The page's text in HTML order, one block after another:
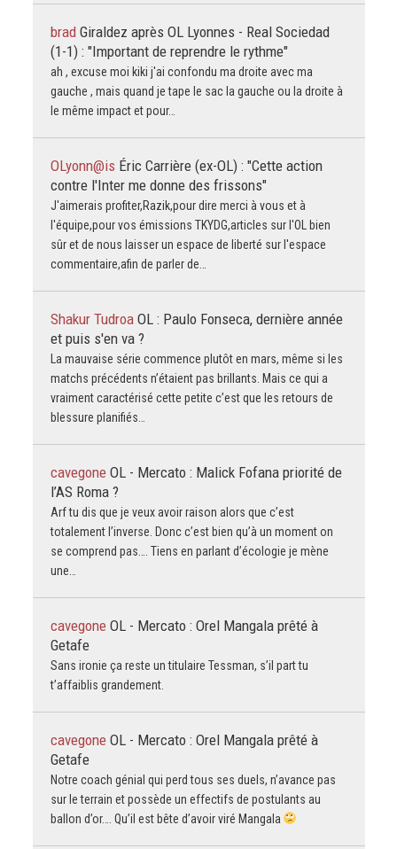
brad Giraldez après OL Lyonnes - Real Sociedad
(1-1) : "Important de reprendre le rythme"
ah , excuse moi kiki j'ai confondu ma droite avec ma
gauche , mais quand je tape le sac la gauche ou la droite à
le même impact et pour…
OLyonn@is Éric Carrière (ex-OL) : "Cette action
contre l'Inter me donne des frissons"
J'aimerais profiter,Razik,pour dire merci à vous et à
l'équipe,pour vos émissions TKYDG,articles sur l'OL bien
sûr et de nous laisser un espace de liberté sur l'espace
commentaire,afin de parler de…
Shakur Tudroa OL : Paulo Fonseca, dernière année
et puis s'en va ?
La mauvaise série commence plutôt en mars, même si les
matchs précédents n’étaient pas brillants. Mais ce qui a
vraiment caractérisé cette petite c’est que les retours de
blessure planifiés…
cavegone OL - Mercato : Malick Fofana priorité de
l’AS Roma ?
Arf tu dis que je veux avoir raison alors que c’est
totalement l’inverse. Donc c’est bien qu’à un moment on
se comprend pas…. Tiens en parlant d’écologie je mène
une…
cavegone OL - Mercato : Orel Mangala prêté à
Getafe
Sans ironie ça reste un titulaire Tessman, s’il part tu
t’affaiblis grandement.
cavegone OL - Mercato : Orel Mangala prêté à
Getafe
Notre coach génial qui perd tous ses duels, n’avance pas
sur le terrain et possède un effectifs de postulants au
ballon d’or…. Qu’il est bête d’avoir viré Mangala